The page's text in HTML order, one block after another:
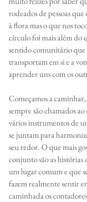
rodeados de pessoas
à flora mas o que nos
círculo foi mais além do
sentido comunitário que
transportam em si e a
aprender uns com os
Começamos a
sempre são chamados
vários instrumentos de
se juntam para
seu redor. O que mais
conjunto são as histórias
um lugar comum e que
fazem realmente sentir
caminhada os